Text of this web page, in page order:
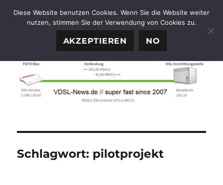
FTTH-News.de
Schlagwort: pilotprojekt
Diese Website benutzen Cookies. Wenn Sie die Website weiter
nutzen, stimmen Sie der Verwendung von Cookies zu.
AKZEPTIEREN NO